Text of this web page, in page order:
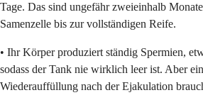
Tage. Das sind ungefähr zweieinhalb
Samenzelle bis zur vollständigen Reife.
• Ihr Körper produziert ständig Spermien,
sodass der Tank nie wirklich leer ist. Aber
Wiederauffüllung nach der Ejakulation